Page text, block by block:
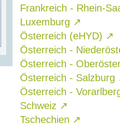
Frankreich - Rhein-
Luxemburg ↗
Österreich (eHYD) ↗
Österreich -
Österreich -
Österreich - Salzburg
Österreich -
Schweiz ↗
Tschechien ↗